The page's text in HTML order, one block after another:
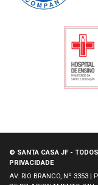
© SANTA CASA JF -
PRIVACIDADE
AV. RIO BRANCO, Nº 3353 |